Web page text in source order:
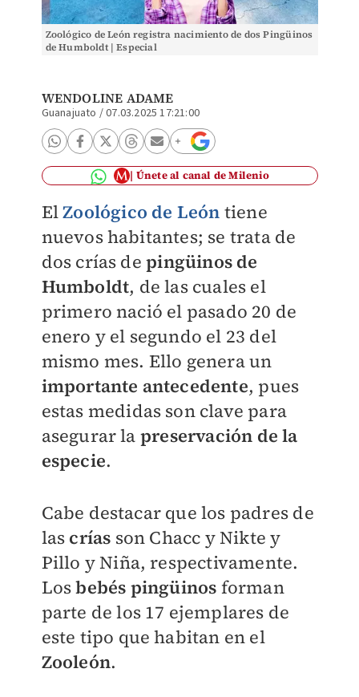
Zoológico de León registra nacimiento de dos Pingüinos
de Humboldt | Especial
WENDOLINE ADAME
Guanajuato /07.03.2025 17:21:00
Únete al canal de Milenio
ElZoológico de León tiene
nuevos habitantes; se trata de
dos crías depingüinos de
Humboldt, de las cuales el
primero nació el pasado 20 de
enero y el segundo el 23 del
mismo mes. Ello genera un
importante antecedente, pues
estas medidas son clave para
asegurar la preservación de la
especie.
Cabe destacar que los padres de
las crías son Chacc y Nikte y
Pillo y Niña, respectivamente.
Losbebés pingüinos forman
parte de los 17 ejemplares de
este tipo que habitan en el
Zooleón.